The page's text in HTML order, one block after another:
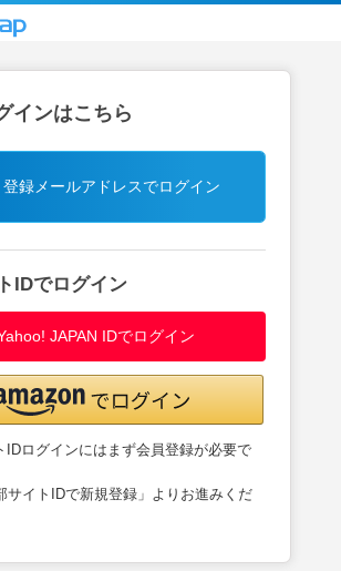
インはこちら
登録メールアドレスでログイン
IDでログイン
JAPAN IDでログイン
ログインにはまず会員登録が必要で
サイトIDで新規登録」よりお進みくだ